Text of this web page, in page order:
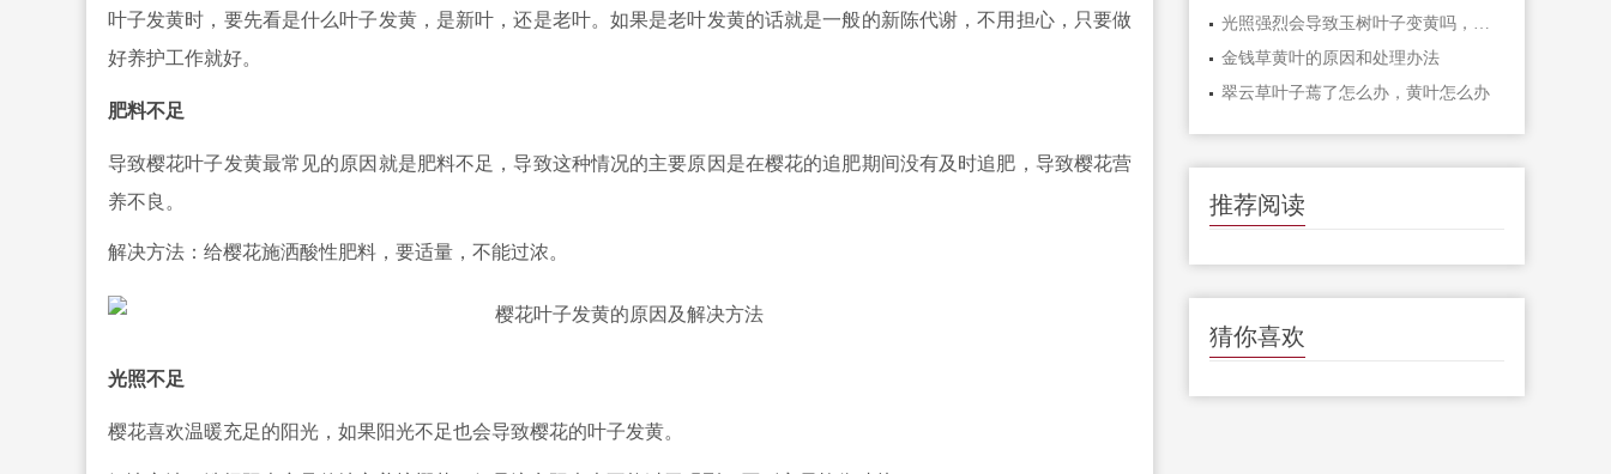
叶子发黄时，要先看是什么叶子发黄，是新叶，还是老叶。如果是老叶发黄的话就是一般的新陈代谢，不用担心，只要做
好养护工作就好。
肥料不足
导致樱花叶子发黄最常见的原因就是肥料不足，导致这种情况的主要原因是在樱花的追肥期间没有及时追肥，导致樱花营
养不良。
解决方法：给樱花施洒酸性肥料，要适量，不能过浓。
光照不足
樱花喜欢温暖充足的阳光，如果阳光不足也会导致樱花的叶子发黄。
光照强烈会导致玉树叶子变黄吗，其他影响因素
金钱草黄叶的原因和处理办法
翠云草叶子蔫了怎么办，黄叶怎么办
推荐阅读
猜你喜欢